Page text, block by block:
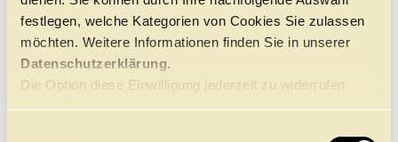
festlegen, welche Kategorien von Cookies Sie zulassen
möchten. Weitere Informationen finden Sie in unserer
Datenschutzerklärung.
Die Option diese Einwilligung jederzeit zu widerrufen
finden Sie